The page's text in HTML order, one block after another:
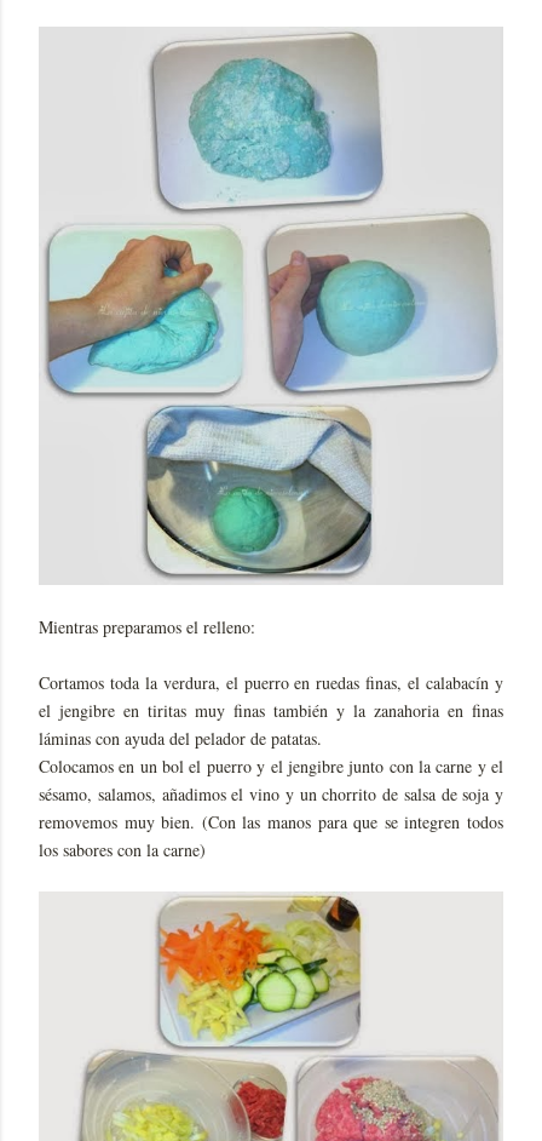
Mientras preparamos el relleno:
Cortamos toda la verdura, el puerro en ruedas finas, el calabacín y
el jengibre en tiritas muy finas también y la zanahoria en finas
láminas con ayuda del pelador de patatas.
Colocamos en un bol el puerro y el jengibre junto con la carne y el
sésamo, salamos, añadimos el vino y un chorrito de salsa de soja y
removemos muy bien. (Con las manos para que se integren todos
los sabores con la carne)